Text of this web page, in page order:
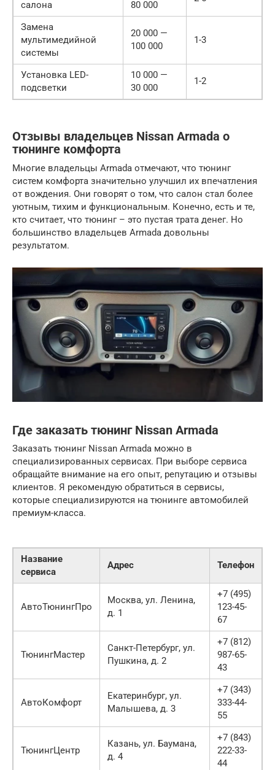
салона 80 000
Замена
мультимедийной
системы
20 000 —
100 000
1-3
Установка LED-
подсветки
10 000 —
30 000
1-2
Отзывы владельцев Nissan Armada о
тюнинге комфорта
Многие владельцы Armada отмечают, что тюнинг
систем комфорта значительно улучшил их впечатления
от вождения. Они говорят о том, что салон стал более
уютным, тихим и функциональным. Конечно, есть и те,
кто считает, что тюнинг – это пустая трата денег. Но
большинство владельцев Armada довольны
результатом.
Где заказать тюнинг Nissan Armada
Заказать тюнинг Nissan Armada можно в
специализированных сервисах. При выборе сервиса
обращайте внимание на его опыт, репутацию и отзывы
клиентов. Я рекомендую обратиться в сервисы,
которые специализируются на тюнинге автомобилей
премиум-класса.
Название
сервиса
Адрес Телефон
АвтоТюнингПро
Москва, ул. Ленина,
д. 1
+7 (495)
123-45-
67
ТюнингМастер
Санкт-Петербург, ул.
Пушкина, д. 2
+7 (812)
987-65-
43
АвтоКомфорт
Екатеринбург, ул.
Малышева, д. 3
+7 (343)
333-44-
55
ТюнингЦентр
Казань, ул. Баумана,
д. 4
+7 (843)
222-33-
44